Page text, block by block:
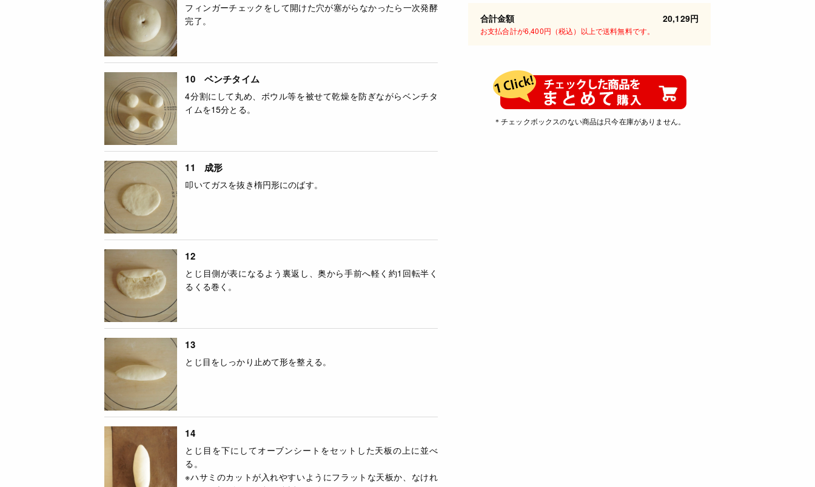
合計金額 20,129円
お支払合計が6,400円（税込）以上で送料無料です。
＊チェックボックスのない商品は只今在庫がありません。
フィンガーチェックをして開けた穴が塞がらなかったら一次発酵
完了。
10 ベンチタイム
4分割にして丸め、ボウル等を被せて乾燥を防ぎながらベンチタ
イムを15分とる。
11 成形
叩いてガスを抜き楕円形にのばす。
12
とじ目側が表になるよう裏返し、奥から手前へ軽く約1回転半く
るくる巻く。
13
とじ目をしっかり止めて形を整える。
14
とじ目を下にしてオーブンシートをセットした天板の上に並べ
る。
※ハサミのカットが入れやすいようにフラットな天板か、なけれ